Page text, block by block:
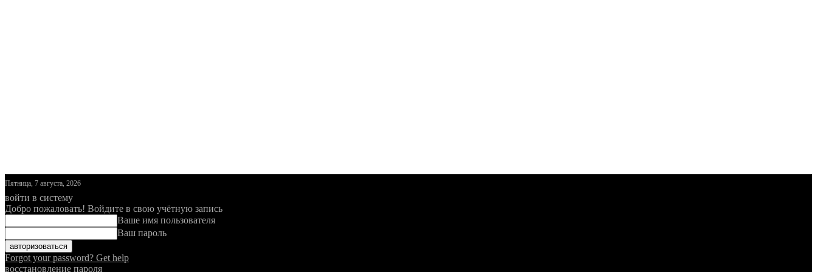
Пятница, 7 августа, 2026
войти в систему
Добро пожаловать! Войдите в свою учётную запись
Ваше имя пользователя
Ваш пароль
Forgot your password? Get help
восстановление пароля